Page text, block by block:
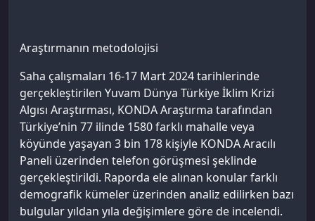
Araştırmanın metodolojisi
Saha çalışmaları 16-17 Mart 2024 tarihlerinde
gerçekleştirilen Yuvam Dünya Türkiye İklim Krizi
Algısı Araştırması, KONDA Araştırma tarafından
Türkiye’nin 77 ilinde 1580 farklı mahalle veya
köyünde yaşayan 3 bin 178 kişiyle KONDA Aracılı
Paneli üzerinden telefon görüşmesi şeklinde
gerçekleştirildi. Raporda ele alınan konular farklı
demografik kümeler üzerinden analiz edilirken bazı
bulgular yıldan yıla değişimlere göre de incelendi.